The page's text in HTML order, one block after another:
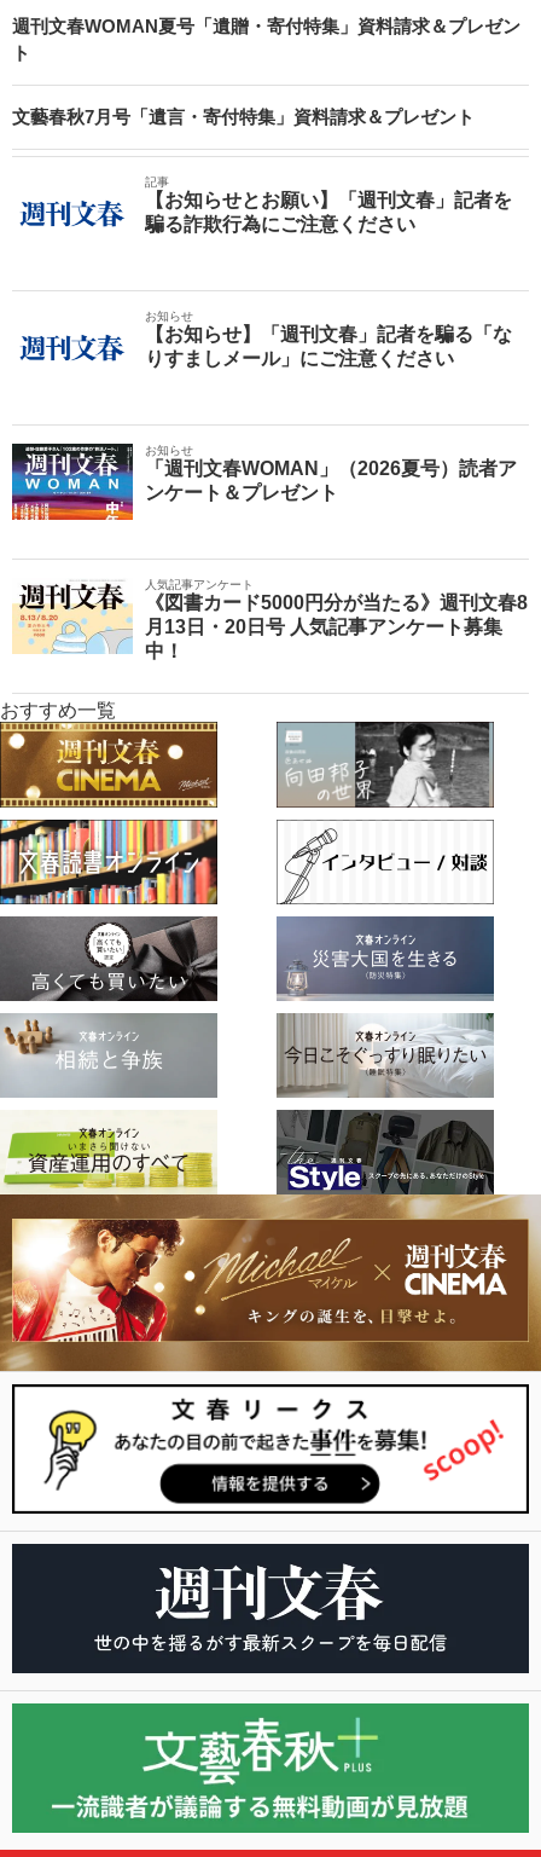
週刊文春WOMAN夏号「遺贈・寄付特集」資料請求＆プレゼン
ト
文藝春秋7月号「遺言・寄付特集」資料請求＆プレゼント
記事
【お知らせとお願い】「週刊文春」記者を
騙る詐欺行為にご注意ください
お知らせ
【お知らせ】「週刊文春」記者を騙る「な
りすましメール」にご注意ください
お知らせ
「週刊文春WOMAN」（2026夏号）読者ア
ンケート＆プレゼント
人気記事アンケート
《図書カード5000円分が当たる》週刊文春8
月13日・20日号 人気記事アンケート募集
中！
おすすめ一覧